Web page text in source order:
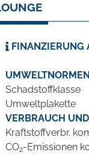
Schadstoffklasse
Umweltplakette
VERBRAUCH
Kraftstoffverbr.
CO2-Emissionen